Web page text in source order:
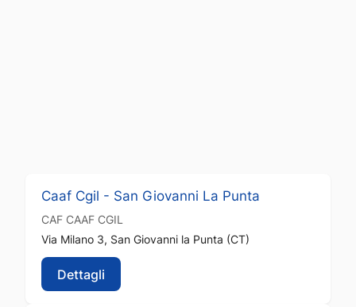
Caaf Cgil - San Giovanni La Punta
CAF CAAF CGIL
Via Milano 3, San Giovanni la Punta (CT)
Dettagli